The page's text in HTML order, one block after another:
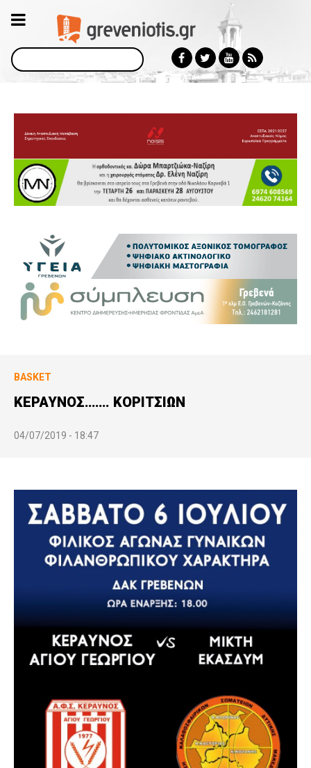
Αναζήτηση
BASKET
ΚΕΡΑΥΝΟΣ……. ΚΟΡΙΤΣΙΩΝ
04/07/2019 - 18:47